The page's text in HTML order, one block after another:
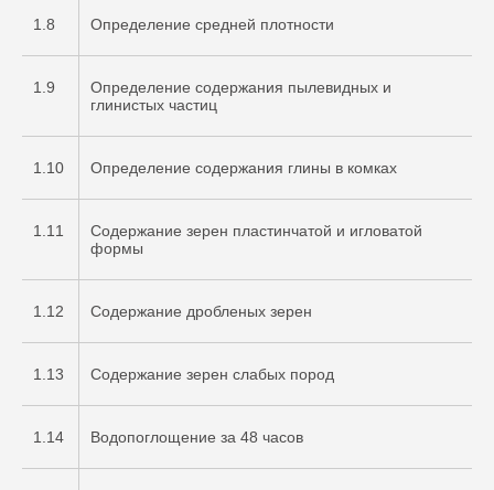
1.8 Определение средней плотности
1.9
Определение содержания пылевидных и
глинистых частиц
1.10 Определение содержания глины в комках
1.11
Содержание зерен пластинчатой и игловатой
формы
1.12 Содержание дробленых зерен
1.13 Содержание зерен слабых пород
1.14 Водопоглощение за 48 часов